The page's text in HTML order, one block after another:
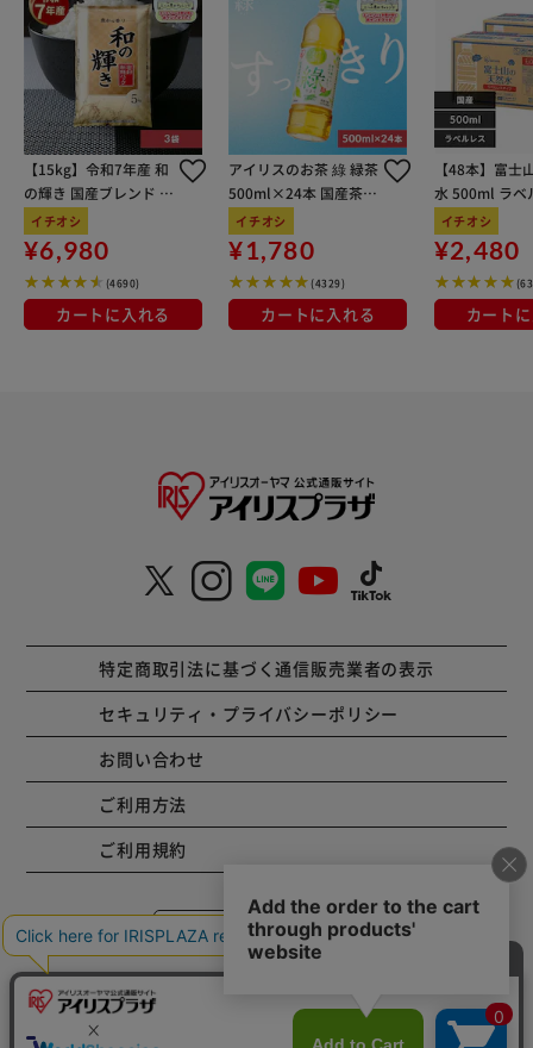
【15kg】令和7年産 和
の輝き 国産ブレンド 5
kg×3袋
イチオシ
¥6,980
(4690)
カートに入れる
アイリスのお茶 綠 緑茶
500ml×24本 国産茶葉
100％使用
イチオシ
¥1,780
(4329)
カートに入れる
【48本】富士
水 500ml ラベ
イチオシ
¥2,480
カート
特定商取引法に基づく通信販売業者の表示
セキュリティ・プライバシーポリシー
お問い合わせ
ご利用方法
ご利用規約
コーポレートサイト
Copyright © 2001 IRISPLAZA. ALL Rights Reserved.